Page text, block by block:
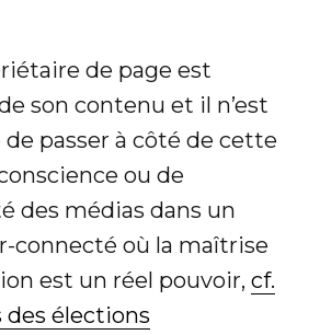
de page est
son contenu et il n’est
de passer à côté de cette
ou de
des médias dans un
connecté où la maîtrise
est un réel pouvoir, cf.
des élections